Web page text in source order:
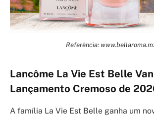
Referência:
Lancôme La Vie Est Belle
Lançamento Cremoso de
A família La Vie Est Belle ganha um